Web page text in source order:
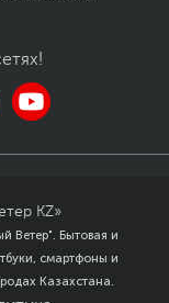
KZ»
Ветер". Бытовая и
смартфоны и
Казахстана.